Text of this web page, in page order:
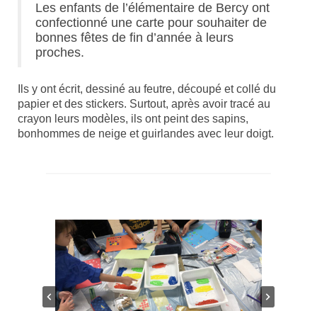
Les enfants de l’élémentaire de Bercy ont
confectionné une carte pour souhaiter de
bonnes fêtes de fin d’année à leurs
proches.
Ils y ont écrit, dessiné au feutre, découpé et collé du
papier et des stickers. Surtout, après avoir tracé au
crayon leurs modèles, ils ont peint des sapins,
bonhommes de neige et guirlandes avec leur doigt.